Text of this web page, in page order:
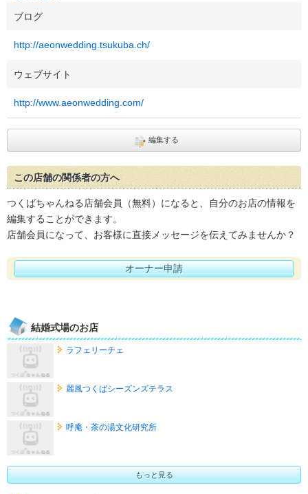
ブログ
http://aeonwedding.tsukuba.ch/
ウェブサイト
http://www.aeonwedding.com/
編集する
この店舗の関係者の方へ
つくばちゃんねる店舗会員（無料）になると、自分のお店の情報を
編集することができます。
店舗会員になって、お客様に直接メッセージを伝えてみませんか？
オーナー申請
結婚式場のお店
ラフェリーチェ
麗風つくばシーズンズテラス
呼庵・茶の湯文化研究所
もっと見る